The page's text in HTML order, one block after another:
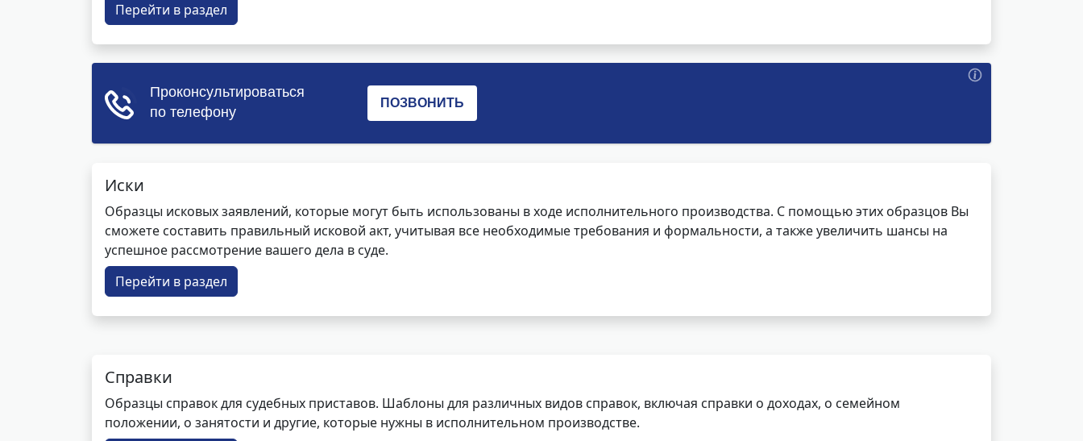
Перейти в раздел
Иски
Образцы исковых заявлений, которые могут быть использованы в ходе исполнительного производства. С помощью этих образцов Вы
сможете составить правильный исковой акт, учитывая все необходимые требования и формальности, а также увеличить шансы на
успешное рассмотрение вашего дела в суде.
Перейти в раздел
Справки
Образцы справок для судебных приставов. Шаблоны для различных видов справок, включая справки о доходах, о семейном
положении, о занятости и другие, которые нужны в исполнительном производстве.